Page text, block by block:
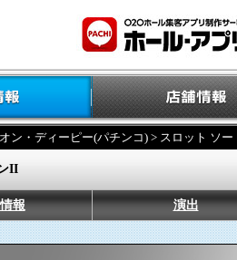
ン・ディーピー(パチンコ) > スロット ソ
II
報 演出